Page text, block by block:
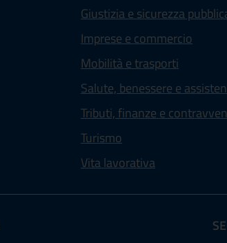
Giustizia e sicurezza
Imprese e commercio
Mobilità e trasporti
Salute, benessere e
Tributi, finanze e
Turismo
Vita lavorativa